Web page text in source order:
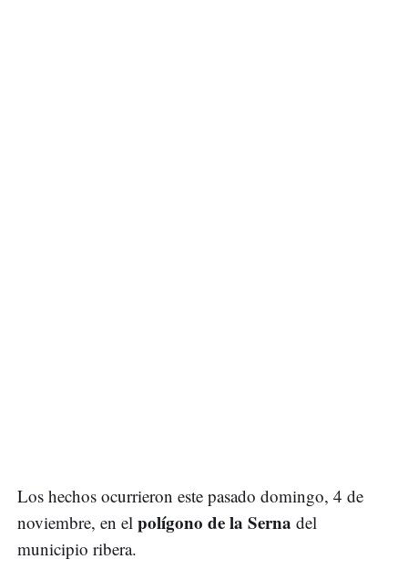
Los hechos ocurrieron este pasado domingo, 4 de
noviembre, en el polígono de la Serna del
municipio ribera.